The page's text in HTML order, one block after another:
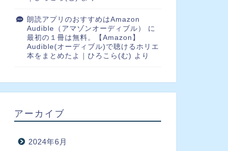
朗読アプリのおすすめはAmazon
Audible（アマゾンオーディブル）
に
最初の１冊は無料。【Amazon】
Audible(オーディブル)で聴けるホリエ
本をまとめたよ｜ひろこら(む) より
アーカイブ
2024年6月